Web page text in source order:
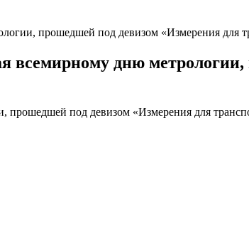
прошедшей под девизом «Измерения для
всемирному дню
прошедшей под девизом «Измерения для